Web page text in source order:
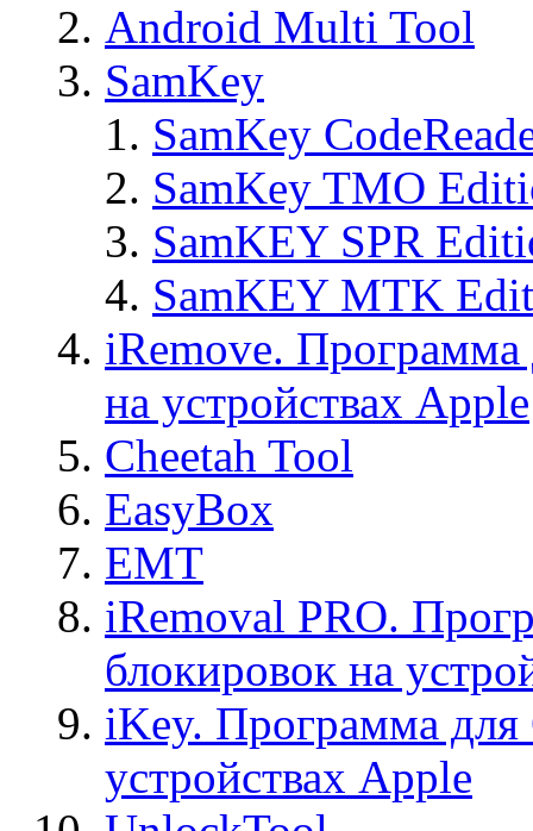
Android Multi Tool
SamKey
SamKey
SamKey TMO
SamKEY SPR
SamKEY MTK
iRemove. Программа
на устройствах Apple
Cheetah Tool
EasyBox
EMT
iRemoval PRO.
блокировок на
iKey. Программа для
устройствах Apple